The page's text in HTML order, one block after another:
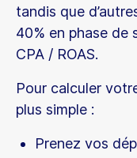
tandis que
40% en phase de
CPA / ROAS.
Pour calculer
plus simple :
Prenez vos